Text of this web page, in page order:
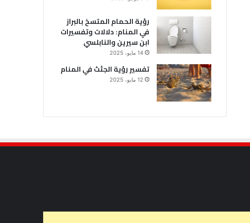
رؤية الحمام المتسخ بالبراز
في المنام: دلالات وتفسيرات
ابن سيرين والنابلسي
14 مايو، 2025
تفسير رؤية الجثث في المنام
12 مايو، 2025